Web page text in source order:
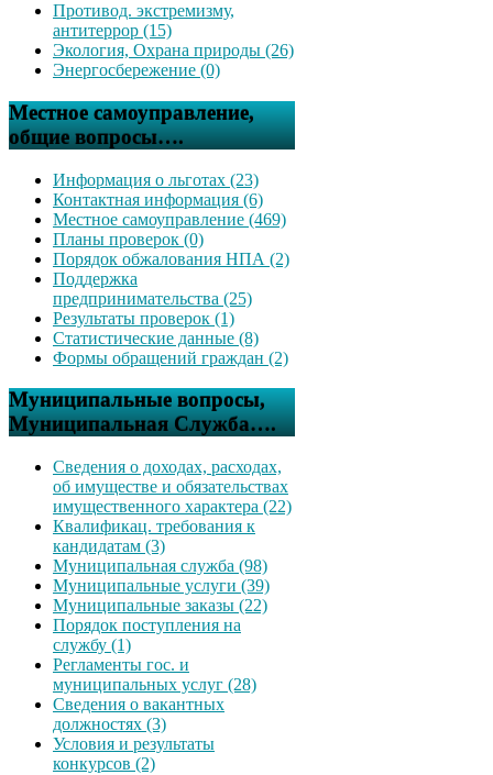
Противод. экстремизму,
антитеррор (15)
Экология, Охрана природы (26)
Энергосбережение (0)
Местное самоуправление,
общие вопросы….
Информация о льготах (23)
Контактная информация (6)
Местное самоуправление (469)
Планы проверок (0)
Порядок обжалования НПА (2)
Поддержка
предпринимательства (25)
Результаты проверок (1)
Статистические данные (8)
Формы обращений граждан (2)
Муниципальные вопросы,
Муниципальная Служба….
Сведения о доходах, расходах,
об имуществе и обязательствах
имущественного характера (22)
Квалификац. требования к
кандидатам (3)
Муниципальная служба (98)
Муниципальные услуги (39)
Муниципальные заказы (22)
Порядок поступления на
службу (1)
Регламенты гос. и
муниципальных услуг (28)
Сведения о вакантных
должностях (3)
Условия и результаты
конкурсов (2)